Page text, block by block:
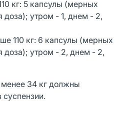
кг: 5 капсулы (мерных
доза); утром - 1, днем - 2,
110 кг: 6 капсулы (мерных
доза); утром - 2, днем - 2,
34 кг должны